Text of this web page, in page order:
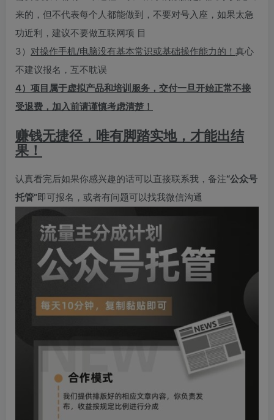
来的，但不代表每个人都能做到，不要对号入座，如果太急
功近利，建议不要做互联网项 目
3） 对操作手机/电脑没有基本常识或基础操作能力的！ 真心
不建议报名，互不耽误
4）项目属于虚拟产品和培训服务，交付一旦开始正常不接
受退费，加入前请谨慎考虑清楚！
赚钱无捷径，唯有脚踏实地，才能出结
果！
认真看完后如果你感兴趣的话可以直接联系我，备注“公众号
托管”即可报名，或者有问题可以找我微信沟通